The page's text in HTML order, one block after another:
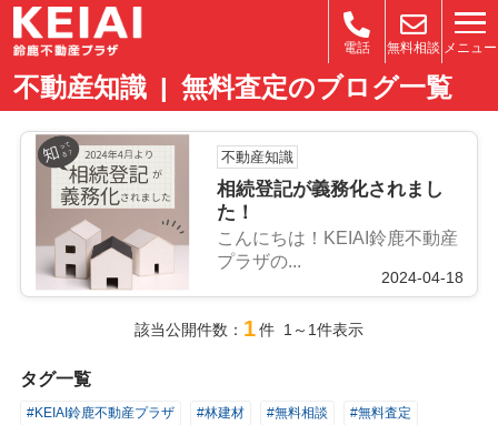
電話 無料相談 メニュー
不動産知識 | 無料査定のブログ一覧
不動産知識
相続登記が義務化されまし
た！
こんにちは！KEIAI鈴鹿不動産
プラザの...
2024-04-18
該当公開件数： 1件 1～1件表示
タグ一覧
#KEIAI鈴鹿不動産プラザ #林建材 #無料相談 #無料査定